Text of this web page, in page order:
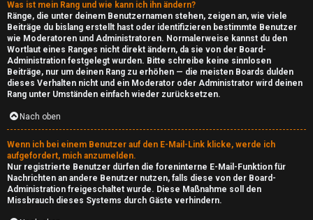
F
A
Q
Was ist mein Rang und wie kann ich ihn ändern?
Ränge, die unter deinem Benutzernamen stehen, zeigen an, wie viele
Beiträge du bislang erstellt hast oder identifizieren bestimmte Benutzer
wie Moderatoren und Administratoren. Normalerweise kannst du den
Wortlaut eines Ranges nicht direkt ändern, da sie von der Board-
Administration festgelegt wurden. Bitte schreibe keine sinnlosen
Beiträge, nur um deinen Rang zu erhöhen — die meisten Boards dulden
dieses Verhalten nicht und ein Moderator oder Administrator wird deinen
Rang unter Umständen einfach wieder zurücksetzen.
Nach oben
Wenn ich bei einem Benutzer auf den E-Mail-Link klicke, werde ich
aufgefordert, mich anzumelden.
Nur registrierte Benutzer dürfen die foreninterne E-Mail-Funktion für
Nachrichten an andere Benutzer nutzen, falls diese von der Board-
Administration freigeschaltet wurde. Diese Maßnahme soll den
Missbrauch dieses Systems durch Gäste verhindern.
n
s
i
d
e
↳
e